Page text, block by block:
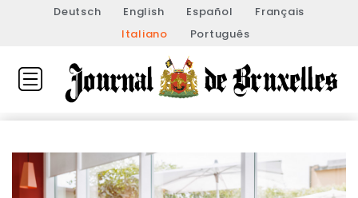
Deutsch English Español
Français
Italiano
Português